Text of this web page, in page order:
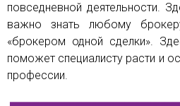
повседневной деятельности.
важно знать любому
«брокером одной сделки».
поможет специалисту расти и
профессии.